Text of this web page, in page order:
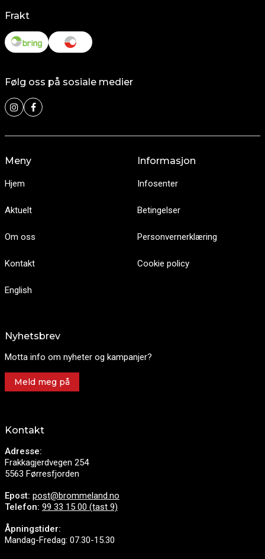
Frakt
Følg oss på sosiale medier
Meny
Hjem
Aktuelt
Om oss
Kontakt
English
Informasjon
Infosenter
Betingelser
Personvernerklæring
Cookie policy
Nyhetsbrev
Motta info om nyheter og kampanjer?
Meld meg på
Kontakt
Adresse:
Frakkagjerdvegen 254
5563 Førresfjorden
Epost: post@brommeland.no
Telefon: 99 33 15 00 (tast 9)
Åpningstider:
Mandag-Fredag: 07.30-15.30